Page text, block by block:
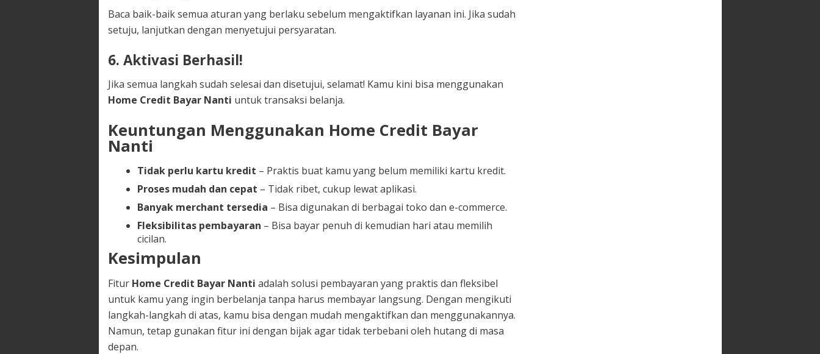
Baca baik-baik semua aturan yang berlaku sebelum mengaktifkan layanan ini. Jika sudah
setuju, lanjutkan dengan menyetujui persyaratan.
6. Aktivasi Berhasil!
Jika semua langkah sudah selesai dan disetujui, selamat! Kamu kini bisa menggunakan
Home Credit Bayar Nanti untuk transaksi belanja.
Keuntungan Menggunakan Home Credit Bayar
Nanti
Tidak perlu kartu kredit – Praktis buat kamu yang belum memiliki kartu kredit.
Proses mudah dan cepat – Tidak ribet, cukup lewat aplikasi.
Banyak merchant tersedia – Bisa digunakan di berbagai toko dan e-commerce.
Fleksibilitas pembayaran – Bisa bayar penuh di kemudian hari atau memilih
cicilan.
Kesimpulan
Fitur Home Credit Bayar Nanti adalah solusi pembayaran yang praktis dan fleksibel
untuk kamu yang ingin berbelanja tanpa harus membayar langsung. Dengan mengikuti
langkah-langkah di atas, kamu bisa dengan mudah mengaktifkan dan menggunakannya.
Namun, tetap gunakan fitur ini dengan bijak agar tidak terbebani oleh hutang di masa
depan.